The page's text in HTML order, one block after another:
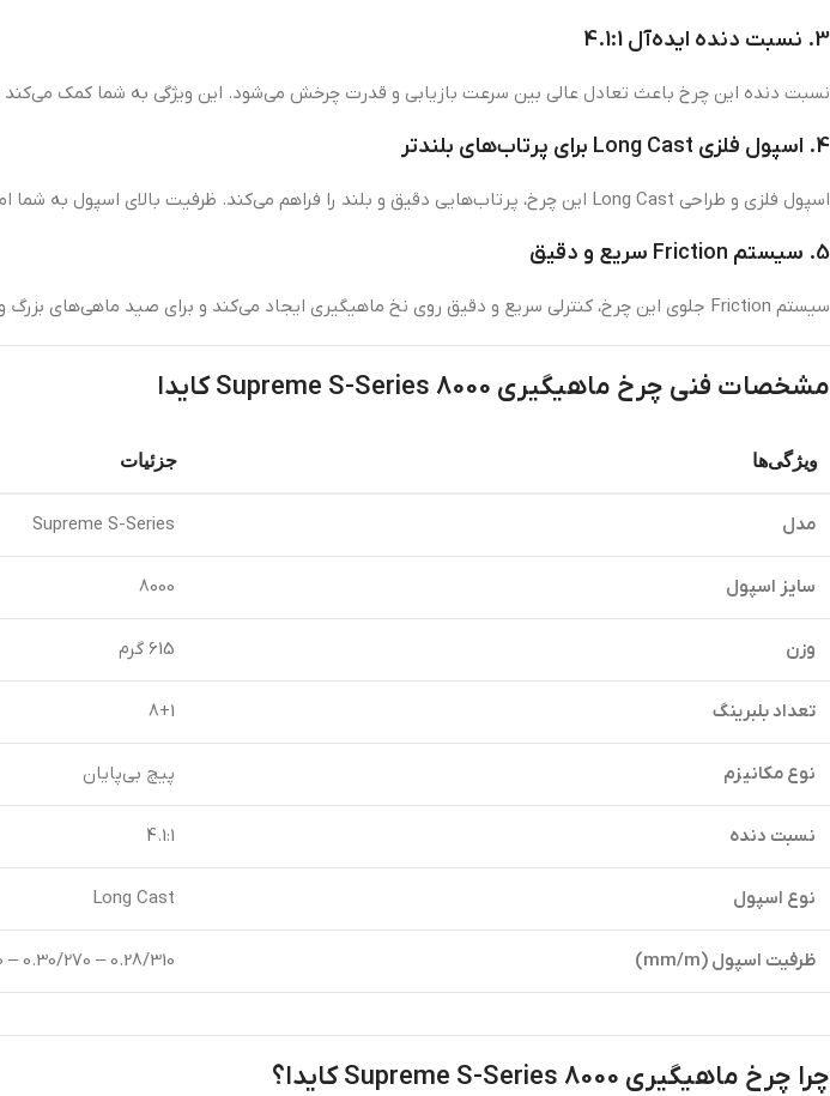
3. نسبت دنده ایده‌آل 4.1:1
نسبت دنده این چرخ باعث تعادل عالی بین سرعت بازیابی و قدرت چرخش می‌شود. این ویژگی به شما کمک می‌کند
4. اسپول فلزی Long Cast برای پرتاب‌های بلندتر
اسپول فلزی و طراحی Long Cast این چرخ، پرتاب‌هایی دقیق و بلند را فراهم می‌کند. ظرفیت بالای اسپول به شما امکان استفاده از نخ‌های متنوع را می‌دهد.
5. سیستم Friction سریع و دقیق
سیستم Friction جلوی این چرخ، کنترلی سریع و دقیق روی نخ ماهیگیری ایجاد می‌کند و برای صید ماهی‌های بزرگ و قدرتمند ایده‌آل است.
مشخصات فنی چرخ ماهیگیری Supreme S-Series 8000 کایدا
ویژگی‌ها جزئیات
مدل Supreme S-Series
سایز اسپول 8000
وزن 615 گرم
تعداد بلبرینگ 8+1
نوع مکانیزم پیچ بی‌پایان
نسبت دنده 4.1:1
نوع اسپول Long Cast
ظرفیت اسپول (mm/m) 0.28/310 – 0.30/270 – 0.32/240
چرا چرخ ماهیگیری Supreme S-Series 8000 کایدا؟